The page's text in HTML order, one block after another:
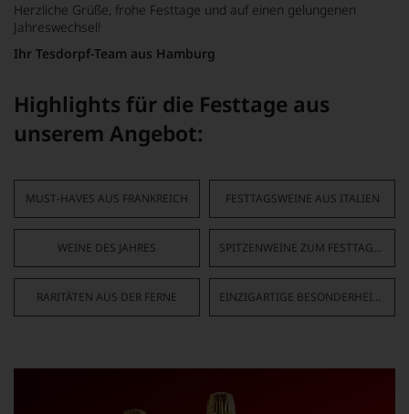
Herzliche Grüße, frohe Festtage und auf einen gelungenen
Jahreswechsel!
Ihr Tesdorpf-Team aus Hamburg
Highlights für die Festtage aus
unserem Angebot:
MUST-HAVES AUS FRANKREICH FESTTAGSWEINE AUS ITALIEN
WEINE DES JAHRES SPITZENWEINE ZUM FESTTAGSMENÜ
RARITÄTEN AUS DER FERNE EINZIGARTIGE BESONDERHEITEN